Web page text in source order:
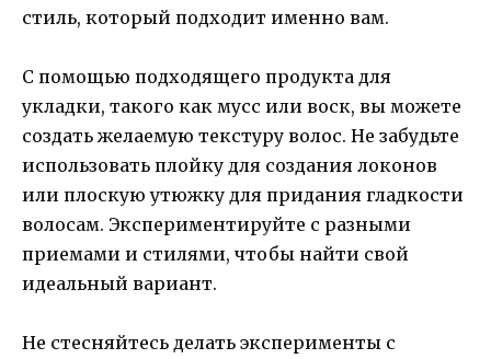
стиль, который подходит именно вам.
С помощью подходящего продукта для
укладки, такого как мусс или воск, вы можете
создать желаемую текстуру волос. Не забудьте
использовать плойку для создания локонов
или плоскую утюжку для придания гладкости
волосам. Экспериментируйте с разными
приемами и стилями, чтобы найти свой
идеальный вариант.
Не стесняйтесь делать эксперименты с